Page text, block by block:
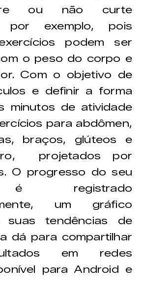
ou não curte
por exemplo, pois
podem ser
o peso do corpo e
Com o objetivo de
e definir a forma
minutos de atividade
para abdômen,
braços, glúteos e
projetados por
O progresso do seu
registrado
um gráfico
suas tendências de
dá para compartilhar
em redes
para Android e